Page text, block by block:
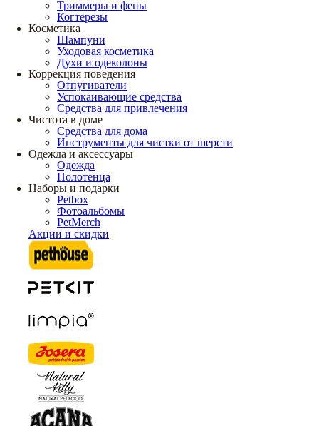
Триммеры и фены
Когтерезы
Косметика
Шампуни
Уходовая косметика
Духи и одеколоны
Коррекция поведения
Отпугиватели
Успокаивающие средства
Средства для привлечения
Чистота в доме
Средства для дома
Инструменты для чистки от шерсти
Одежда и аксессуары
Одежда
Полотенца
Наборы и подарки
Petbox
Фотоальбомы
PetMerch
Акции и скидки